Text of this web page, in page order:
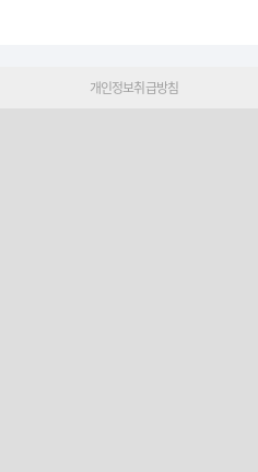
개인정보취급방침